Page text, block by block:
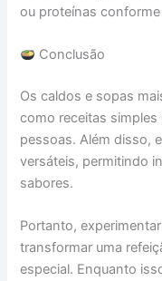
ou proteínas
Conclusão
Os caldos e sopas
como receitas
pessoas. Além disso,
versáteis, permitindo
sabores.
Portanto,
transformar uma
especial. Enquanto